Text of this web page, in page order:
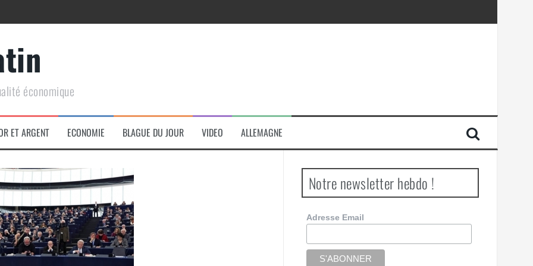
de conquête géopolitique massive
économique
ET ARGENT ECONOMIE BLAGUE DU JOUR VIDEO ALLEMAGNE
Notre newsletter hebdo !
Adresse Email